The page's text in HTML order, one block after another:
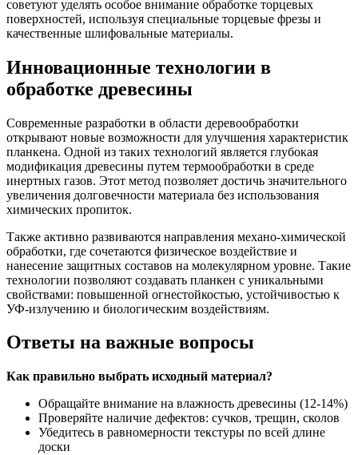
советуют уделять особое внимание обработке торцевых
поверхностей, используя специальные торцевые фрезы и
качественные шлифовальные материалы.
Инновационные технологии в
обработке древесины
Современные разработки в области деревообработки
открывают новые возможности для улучшения характеристик
планкена. Одной из таких технологий является глубокая
модификация древесины путем термообработки в среде
инертных газов. Этот метод позволяет достичь значительного
увеличения долговечности материала без использования
химических пропиток.
Также активно развиваются направления механо-химической
обработки, где сочетаются физическое воздействие и
нанесение защитных составов на молекулярном уровне. Такие
технологии позволяют создавать планкен с уникальными
свойствами: повышенной огнестойкостью, устойчивостью к
УФ-излучению и биологическим воздействиям.
Ответы на важные вопросы
Как правильно выбрать исходный материал?
Обращайте внимание на влажность древесины (12-14%)
Проверяйте наличие дефектов: сучков, трещин, сколов
Убедитесь в равномерности текстуры по всей длине
доски